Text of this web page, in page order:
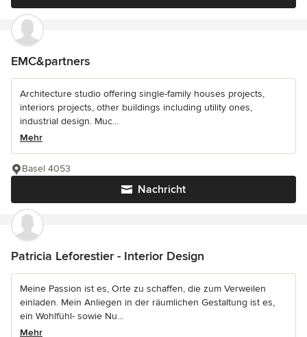
EMC&partners
Architecture studio offering single-family houses projects,
interiors projects, other buildings including utility ones,
industrial design. Muc...
Mehr
Nachricht
Basel 4053
Patricia Leforestier - Interior Design
Meine Passion ist es, Orte zu schaffen, die zum Verweilen
einladen. Mein Anliegen in der räumlichen Gestaltung ist es,
ein Wohlfühl- sowie Nu...
Mehr